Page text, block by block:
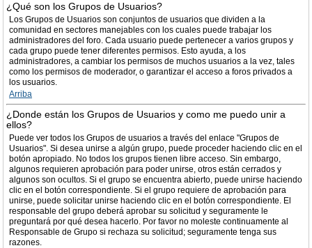
¿Qué son los Grupos de Usuarios?
Los Grupos de Usuarios son conjuntos de usuarios que dividen a la
comunidad en sectores manejables con los cuales puede trabajar los
administradores del foro. Cada usuario puede pertenecer a varios grupos y
cada grupo puede tener diferentes permisos. Esto ayuda, a los
administradores, a cambiar los permisos de muchos usuarios a la vez, tales
como los permisos de moderador, o garantizar el acceso a foros privados a
los usuarios.
Arriba
¿Donde están los Grupos de Usuarios y como me puedo unir a
ellos?
Puede ver todos los Grupos de usuarios a través del enlace "Grupos de
Usuarios". Si desea unirse a algún grupo, puede proceder haciendo clic en el
botón apropiado. No todos los grupos tienen libre acceso. Sin embargo,
algunos requieren aprobación para poder unirse, otros están cerrados y
algunos son ocultos. Si el grupo se encuentra abierto, puede unirse haciendo
clic en el botón correspondiente. Si el grupo requiere de aprobación para
unirse, puede solicitar unirse haciendo clic en el botón correspondiente. El
responsable del grupo deberá aprobar su solicitud y seguramente le
preguntará por qué desea hacerlo. Por favor no moleste continuamente al
Responsable de Grupo si rechaza su solicitud; seguramente tenga sus
razones.